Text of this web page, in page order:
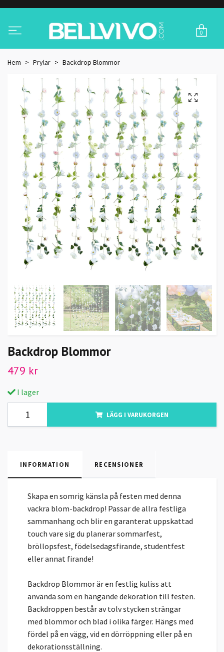
0
Hem Prylar Backdrop Blommor
Backdrop Blommor
479 kr
I lager
LÄGG I VARUKORGEN
INFORMATION RECENSIONER
Skapa en somrig känsla på festen med denna
vackra blom-backdrop! Passar de allra festliga
sammanhang och blir en garanterat uppskattad
touch vare sig du planerar sommarfest,
bröllopsfest, födelsedagsfirande, studentfest
eller annat firande!
Backdrop Blommor är en festlig kuliss att
använda som en hängande dekoration till festen.
Backdroppen består av tolv stycken strängar
med blommor och blad i olika färger. Hängs med
fördel på en vägg, vid en dörröppning eller på en
dekorationsställning.